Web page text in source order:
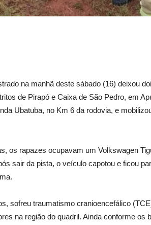
na manhã deste sábado (16) deixou
de Pirapó e Caixa de São Pedro, em
Ubatuba, no Km 6 da rodovia, e
os rapazes ocupavam um Volkswagen
sair da pista, o veículo capotou e ficou
sofreu traumatismo cranioencefálico
na região do quadril. Ainda conforme os